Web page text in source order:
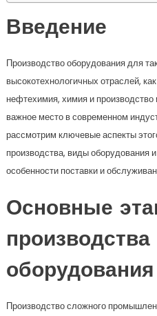
Введение
Производство оборудования для
высокотехнологичных отраслей,
нефтехимия, химия и
важное место в современном
рассмотрим ключевые аспекты
производства, виды оборудования
особенности поставки и
Основные
производства
оборудования
Производство сложного